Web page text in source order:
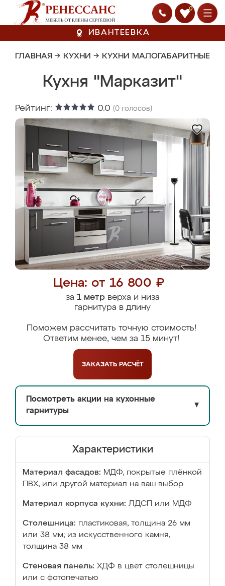
0
ИВАНТЕЕВКА
ГЛАВНАЯ → КУХНИ → КУХНИ МАЛОГАБАРИТНЫЕ
Кухня "Марказит"
Рейтинг: 0.0 (0 голосов)
Цена: от 16 800 ₽
за 1 метрверха и низа
гарнитура в длину
Поможем рассчитать точную стоимость!
Ответим менее, чем за 15 минут!
ЗАКАЗАТЬ РАСЧЁТ
Посмотреть акции на кухонные
гарнитуры
▼
Характеристики
Материал фасадов: МДФ, покрытые плёнкой
ПВХ, или другой материал на ваш выбор
Материал корпуса кухни: ЛДСП или МДФ
Столешница: пластиковая, толщина 26 мм
или 38 мм; из искусственного камня,
толщина 38 мм
Стеновая панель: ХДФ в цвет столешницы
или с фотопечатью